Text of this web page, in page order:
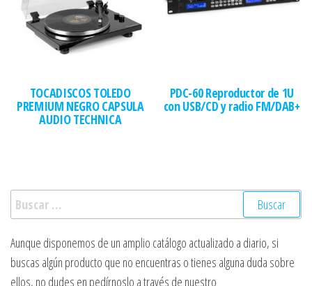
TOCADISCOS TOLEDO
PREMIUM NEGRO CAPSULA
AUDIO TECHNICA
PDC-60 Reproductor de 1U
con USB/CD y radio FM/DAB+
Buscar:
Aunque disponemos de un amplio catálogo actualizado a diario, si
buscas algún producto que no encuentras o tienes alguna duda sobre
ellos, no dudes en pedírnoslo a través de nuestro